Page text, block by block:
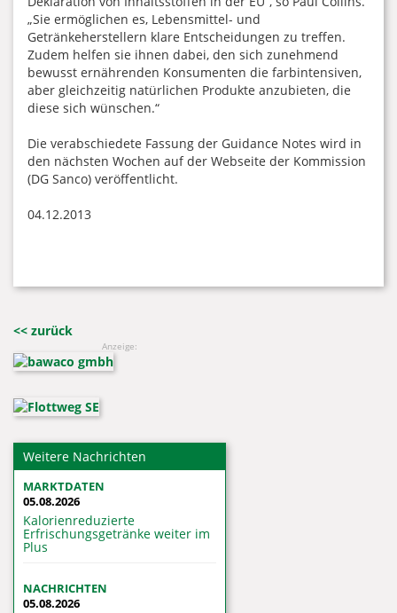
„Sie ermöglichen es, Lebensmittel- und
Getränkeherstellern klare Entscheidungen zu treffen.
Zudem helfen sie ihnen dabei, den sich zunehmend
bewusst ernährenden Konsumenten die farbintensiven,
aber gleichzeitig natürlichen Produkte anzubieten, die
diese sich wünschen.“
Die verabschiedete Fassung der Guidance Notes wird in
den nächsten Wochen auf der Webseite der Kommission
(DG Sanco) veröffentlicht.
04.12.2013
<< zurück
Anzeige:
Weitere Nachrichten
MARKTDATEN
05.08.2026
Kalorienreduzierte
Erfrischungsgetränke weiter im
Plus
NACHRICHTEN
05.08.2026